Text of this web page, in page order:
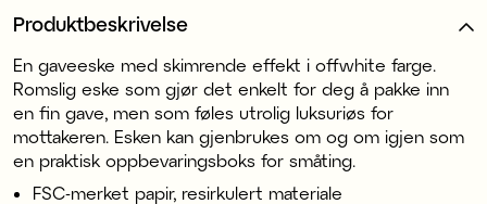
Produktbeskrivelse
En gaveeske med skimrende effekt i offwhite farge.
Romslig eske som gjør det enkelt for deg å pakke inn
en fin gave, men som føles utrolig luksuriøs for
mottakeren. Esken kan gjenbrukes om og om igjen som
en praktisk oppbevaringsboks for småting.
FSC-merket papir, resirkulert materiale